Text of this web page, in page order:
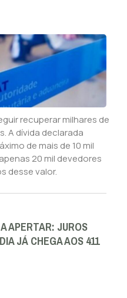
recuperar milhares de
A dívida declarada
de mais de 10 mil
20 mil devedores
desse valor.
APERTAR: JUROS
JÁ CHEGA AOS 411